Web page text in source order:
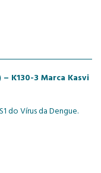
– K130-3 Marca Kasvi
do Vírus da Dengue.